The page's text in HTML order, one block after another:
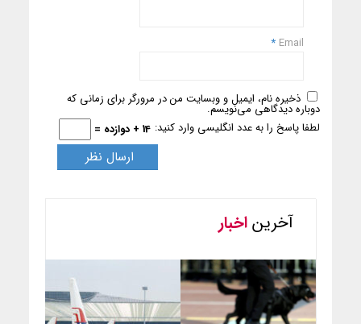
Email
*
ذخیره نام، ایمیل و وبسایت من در مرورگر برای زمانی که
دوباره دیدگاهی می‌نویسم.
لطفا پاسخ را به عدد انگلیسی وارد کنید: 14 + دوازده =
آخریناخبار